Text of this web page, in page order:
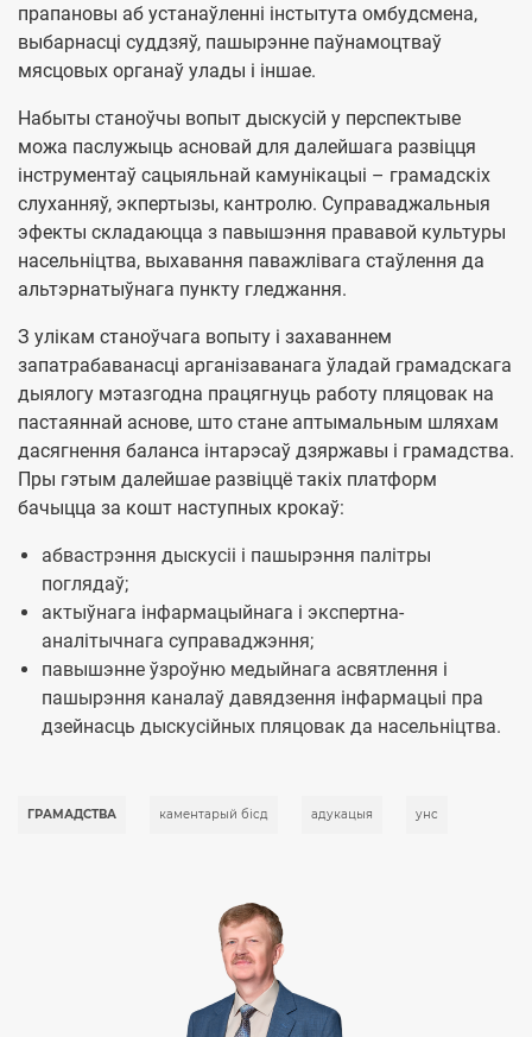
прапановы аб устанаўленні інстытута омбудсмена,
выбарнасці суддзяў, пашырэнне паўнамоцтваў
мясцовых органаў улады і іншае.
Набыты станоўчы вопыт дыскусій у перспектыве
можа паслужыць асновай для далейшага развіцця
інструментаў сацыяльнай камунікацыі – грамадскіх
слуханняў, экпертызы, кантролю. Суправаджальныя
эфекты складаюцца з павышэння прававой культуры
насельніцтва, выхавання паважлівага стаўлення да
альтэрнатыўнага пункту гледжання.
З улікам станоўчага вопыту і захаваннем
запатрабаванасці арганізаванага ўладай грамадскага
дыялогу мэтазгодна працягнуць работу пляцовак на
пастаяннай аснове, што стане аптымальным шляхам
дасягнення баланса інтарэсаў дзяржавы і грамадства.
Пры гэтым далейшае развіццё такіх платформ
бачыцца за кошт наступных крокаў:
абвастрэння дыскусіі і пашырэння палітры
поглядаў;
актыўнага інфармацыйнага і экспертна-
аналітычнага суправаджэння;
павышэнне ўзроўню медыйнага асвятлення і
пашырэння каналаў давядзення інфармацыі пра
дзейнасць дыскусійных пляцовак да насельніцтва.
ГРАМАДСТВА каментарый бісд адукацыя унс